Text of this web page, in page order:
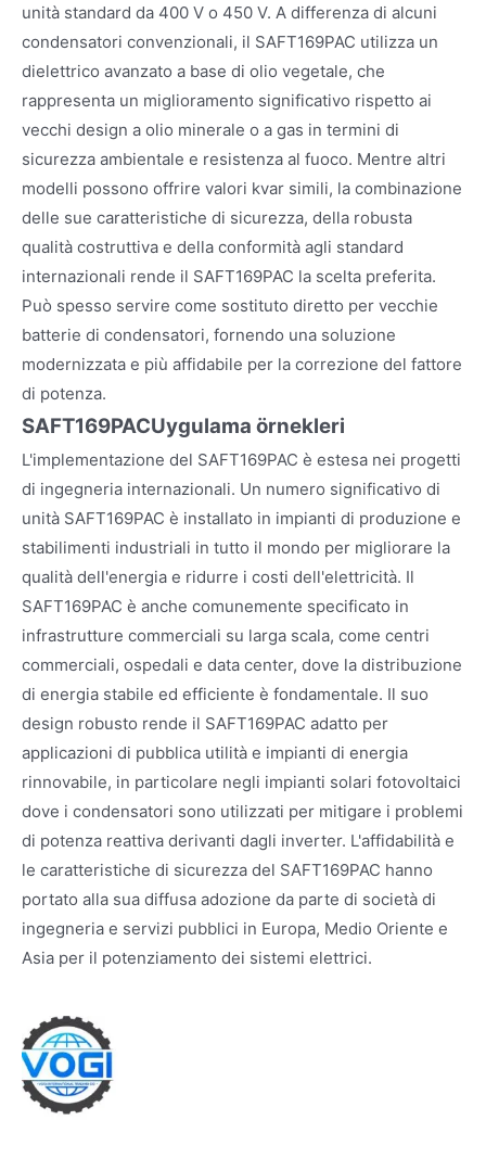
unità standard da 400 V o 450 V. A differenza di alcuni
condensatori convenzionali, il SAFT169PAC utilizza un
dielettrico avanzato a base di olio vegetale, che
rappresenta un miglioramento significativo rispetto ai
vecchi design a olio minerale o a gas in termini di
sicurezza ambientale e resistenza al fuoco. Mentre altri
modelli possono offrire valori kvar simili, la combinazione
delle sue caratteristiche di sicurezza, della robusta
qualità costruttiva e della conformità agli standard
internazionali rende il SAFT169PAC la scelta preferita.
Può spesso servire come sostituto diretto per vecchie
batterie di condensatori, fornendo una soluzione
modernizzata e più affidabile per la correzione del fattore
di potenza.
SAFT169PACUygulama örnekleri
L'implementazione del SAFT169PAC è estesa nei progetti
di ingegneria internazionali. Un numero significativo di
unità SAFT169PAC è installato in impianti di produzione e
stabilimenti industriali in tutto il mondo per migliorare la
qualità dell'energia e ridurre i costi dell'elettricità. Il
SAFT169PAC è anche comunemente specificato in
infrastrutture commerciali su larga scala, come centri
commerciali, ospedali e data center, dove la distribuzione
di energia stabile ed efficiente è fondamentale. Il suo
design robusto rende il SAFT169PAC adatto per
applicazioni di pubblica utilità e impianti di energia
rinnovabile, in particolare negli impianti solari fotovoltaici
dove i condensatori sono utilizzati per mitigare i problemi
di potenza reattiva derivanti dagli inverter. L'affidabilità e
le caratteristiche di sicurezza del SAFT169PAC hanno
portato alla sua diffusa adozione da parte di società di
ingegneria e servizi pubblici in Europa, Medio Oriente e
Asia per il potenziamento dei sistemi elettrici.